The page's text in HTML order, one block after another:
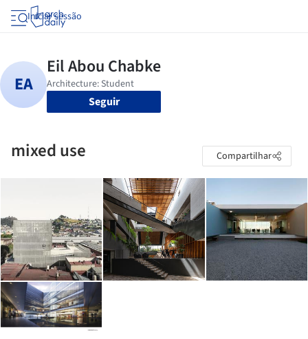
Iniciar sessão
Seguir
mixed use Compartilhar